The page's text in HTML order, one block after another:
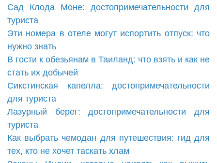
Сад Клода Моне: достопримечательности для
туриста
Эти номера в отеле могут испортить отпуск: что
нужно знать
В гости к обезьянам в Таиланд: что взять и как не
стать их добычей
Сикстинская капелла: достопримечательности
для туриста
Лазурный берег: достопримечательности для
туриста
Как выбрать чемодан для путешествия: гид для
тех, кто не хочет таскать хлам